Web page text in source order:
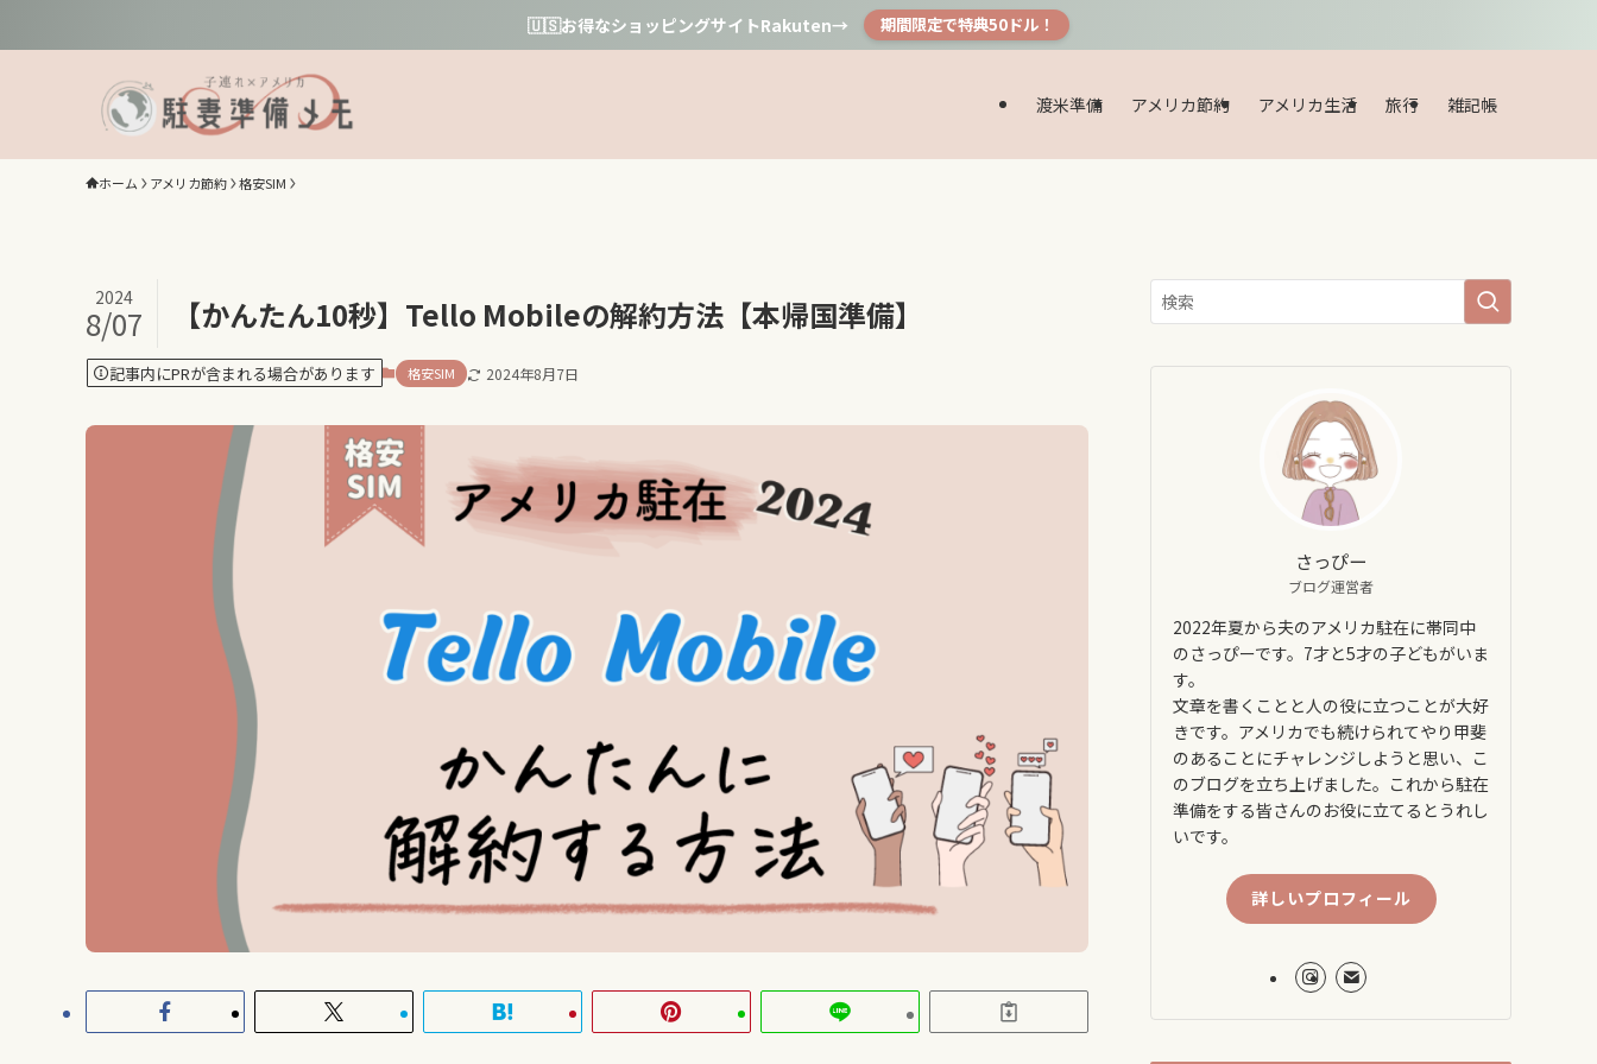
🇺🇸お得なショッピングサイトRakuten→ 期間限定で特典50ドル！
渡米準備 アメリカ節約 アメリカ生活 旅行 雑記帳
ホーム アメリカ節約 格安SIM
【かんたん10秒】Tello Mobileの解約方法【本帰国準備】
2024
8/07
記事内にPRが含まれる場合があります 格安SIM 2024年8月7日
さっぴー
ブログ運営者
2022年夏から夫のアメリカ駐在に帯同中
のさっぴーです。7才と5才の子どもがいま
す。
文章を書くことと人の役に立つことが大好
きです。アメリカでも続けられてやり甲斐
のあることにチャレンジしようと思い、こ
のブログを立ち上げました。これから駐在
準備をする皆さんのお役に立てるとうれし
いです。
詳しいプロフィール